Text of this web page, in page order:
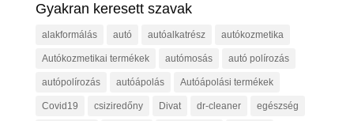
Gyakran keresett szavak
alakformálás autó autóalkatrész autókozmetika
Autókozmetikai termékek autómosás autó polírozás
autópolírozás autóápolás Autóápolási termékek
Covid19 csiziredőny Divat dr-cleaner egészség